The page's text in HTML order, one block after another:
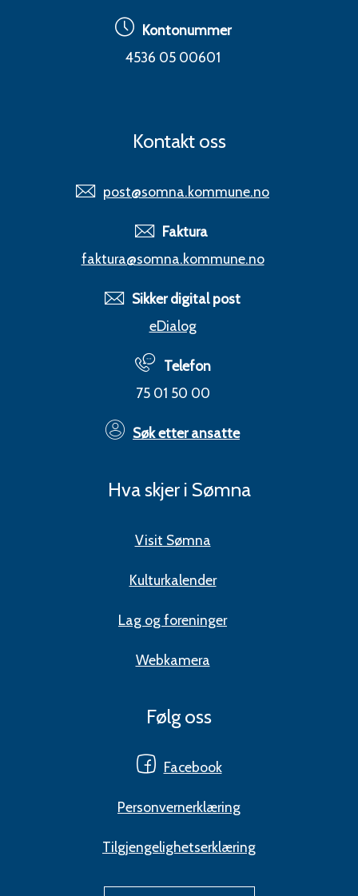
Kontonummer
4536 05 00601
Kontakt oss
post@somna.kommune.no
Faktura
faktura@somna.kommune.no
Sikker digital post
eDialog
Telefon
75 01 50 00
Søk etter ansatte
Hva skjer i Sømna
Visit Sømna
Kulturkalender
Lag og foreninger
Webkamera
Følg oss
Facebook
Personvernerklæring
Tilgjengelighetserklæring